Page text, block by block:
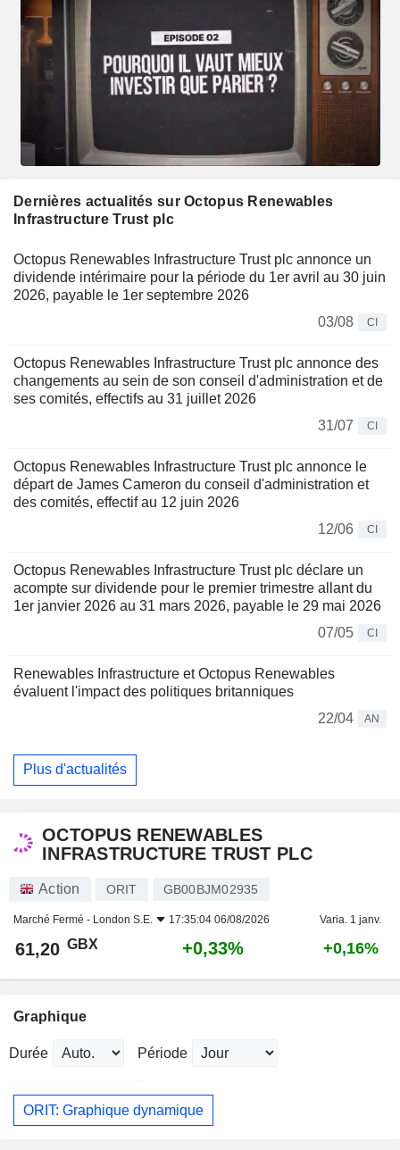
Dernières actualités sur Octopus Renewables
Infrastructure Trust plc
Octopus Renewables Infrastructure Trust plc annonce un
dividende intérimaire pour la période du 1er avril au 30 juin
2026, payable le 1er septembre 2026
03/08
CI
Octopus Renewables Infrastructure Trust plc annonce des
changements au sein de son conseil d'administration et de
ses comités, effectifs au 31 juillet 2026
31/07
CI
Octopus Renewables Infrastructure Trust plc annonce le
départ de James Cameron du conseil d'administration et
des comités, effectif au 12 juin 2026
12/06
CI
Octopus Renewables Infrastructure Trust plc déclare un
acompte sur dividende pour le premier trimestre allant du
1er janvier 2026 au 31 mars 2026, payable le 29 mai 2026
07/05
CI
Renewables Infrastructure et Octopus Renewables
évaluent l'impact des politiques britanniques
22/04
AN
Plus d'actualités
OCTOPUS RENEWABLES
INFRASTRUCTURE TRUST PLC
Action ORIT GB00BJM02935
Marché Fermé - London S.E. 17:35:04 06/08/2026 Varia. 1 janv.
61,20 GBX +0,33% +0,16%
Graphique
Durée Période
ORIT: Graphique dynamique